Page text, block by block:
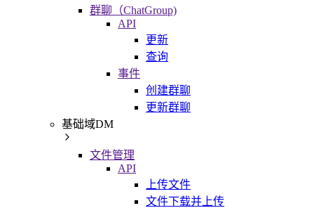
群聊（ChatGroup)
API
更新
查询
事件
创建群聊
更新群聊
基础域DM
文件管理
API
上传文件
文件下载并上传